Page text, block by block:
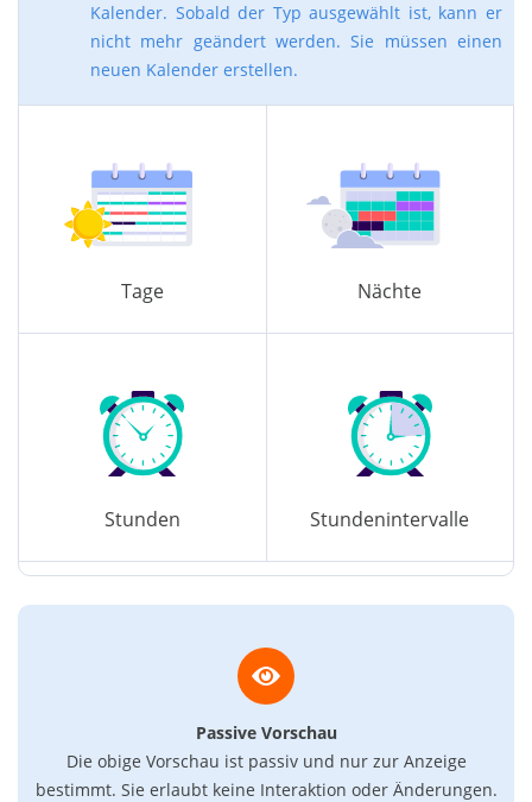
Kalender. Sobald der Typ ausgewählt ist, kann er
nicht mehr geändert werden. Sie müssen einen
neuen Kalender erstellen.
Tage Nächte
Stunden Stundenintervalle
Passive Vorschau
Die obige Vorschau ist passiv und nur zur Anzeige
bestimmt. Sie erlaubt keine Interaktion oder Änderungen.